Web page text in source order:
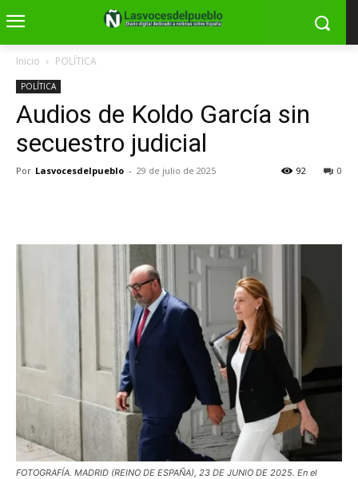
Inicio POLÍTICA
POLÍTICA
Audios de Koldo García sin
secuestro judicial
Por Lasvocesdelpueblo - 29 de julio de 2025 0
92
FOTOGRAFÍA. MADRID (REINO DE ESPAÑA), 23 DE JUNIO DE 2025. En el